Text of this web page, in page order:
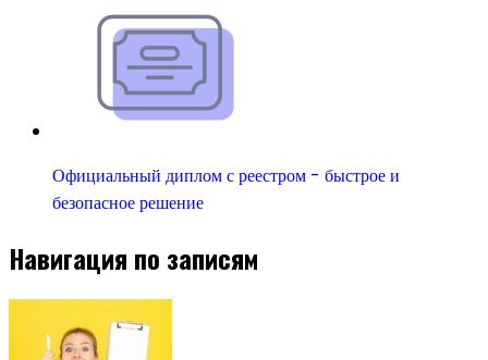
Официальный диплом с реестром - быстрое и
безопасное решение
Навигация по записям